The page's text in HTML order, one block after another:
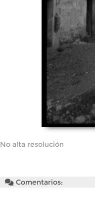
No alta resolución
Comentarios: